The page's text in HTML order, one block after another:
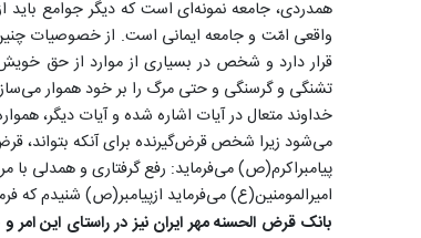
همدردی، جامعه نمونه‌ای است که دیگر جوامع باید
واقعی امّت و جامعه ایمانی است. از خصوصیات
قرار دارد و شخص در بسیاری از موارد از حق خویش
تشنگی و گرسنگی و حتی مرگ را بر خود هموار
خداوند متعال در آیات اشاره شده و آیات دیگر،
می‌شود زیرا شخص قرض‌گیرنده برای آنکه بتواند،
پیامبراکرم(ص) می­‌فرماید: رفع گرفتاری و همدلی با
امیرالمومنین(ع) می­‌فرماید ازپیامبر(ص) شنیدم
بانک قرض الحسنه مهر ایران نیز در راستای این